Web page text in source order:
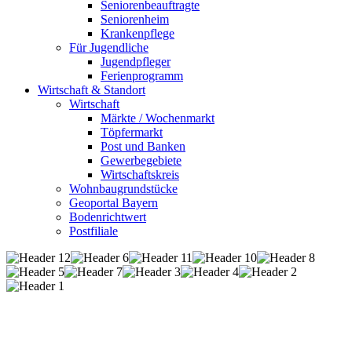
Seniorenbeauftragte
Seniorenheim
Krankenpflege
Für Jugendliche
Jugendpfleger
Ferienprogramm
Wirtschaft & Standort
Wirtschaft
Märkte / Wochenmarkt
Töpfermarkt
Post und Banken
Gewerbegebiete
Wirtschaftskreis
Wohnbaugrundstücke
Geoportal Bayern
Bodenrichtwert
Postfiliale